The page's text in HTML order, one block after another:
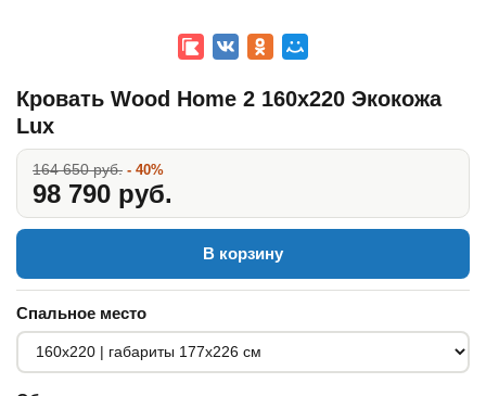
Кровать Wood Home 2 160x220 Экокожа
Lux
164 650 руб. - 40%
98 790 руб.
В корзину
Спальное место